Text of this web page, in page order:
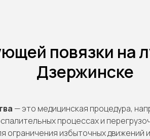
повязки на
Дзержинске
— это медицинская процедура,
процессах и
избыточных движений